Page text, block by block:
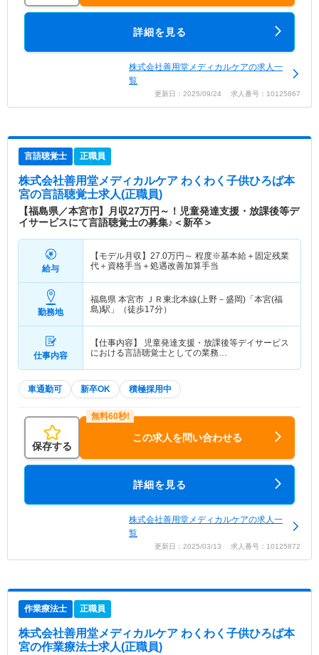
詳細を見る
株式会社善用堂メディカルケアの求人一
覧
更新日：2025/09/24 求人番号：10125867
言語聴覚士 正職員
株式会社善用堂メディカルケア わくわく子供ひろば本
宮の言語聴覚士求人(正職員)
【福島県／本宮市】月収27万円～！児童発達支援・放課後等デ
イサービスにて言語聴覚士の募集♪＜新卒＞
給与
【モデル月収】 27.0万円～ 程度※基本給＋固定残業
代＋資格手当＋処遇改善加算手当
勤務地
福島県 本宮市
ＪＲ東北本線(上野－盛岡)「本宮(福
島)駅」（徒歩17分）
仕事内容
【仕事内容】 児童発達支援・放課後等デイサービス
における言語聴覚士としての業務…
車通勤可 新卒OK 積極採用中
保存する
この求人を問い合わせる
詳細を見る
株式会社善用堂メディカルケアの求人一
覧
更新日：2025/03/13 求人番号：10125872
作業療法士 正職員
株式会社善用堂メディカルケア わくわく子供ひろば本
宮の作業療法士求人(正職員)